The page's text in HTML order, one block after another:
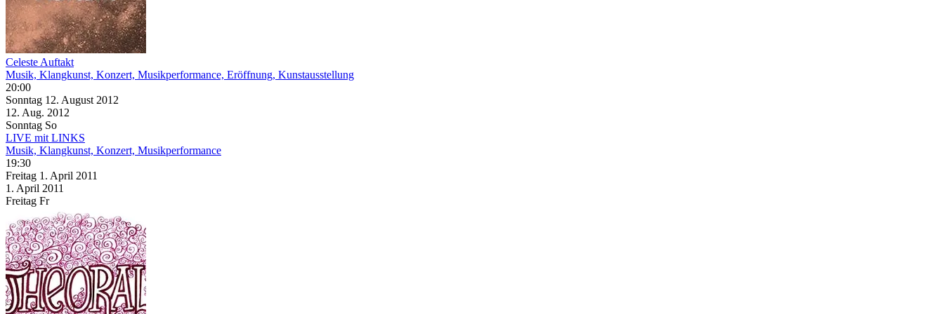
Celeste Auftakt
Musik, Klangkunst, Konzert, Musikperformance, Eröffnung, Kunstausstellung
20:00
Sonntag 12. August 2012
12. Aug. 2012
Sonntag So
LIVE mit LINKS
Musik, Klangkunst, Konzert, Musikperformance
19:30
Freitag 1. April 2011
1. April 2011
Freitag Fr